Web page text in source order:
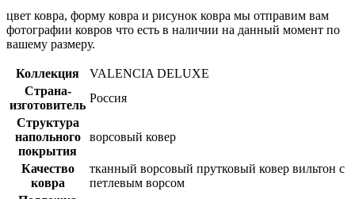
цвет ковра, форму ковра и рисунок ковра мы отправим вам
фотографии ковров что есть в наличии на данный момент по
вашему размеру.
Коллекция
VALENCIA DELUXE
Страна-
изготовитель
Россия
Структура
напольного
покрытия
ворсовый ковер
Качество
ковра
тканный ворсовый прутковый ковер вильтон с
петлевым ворсом